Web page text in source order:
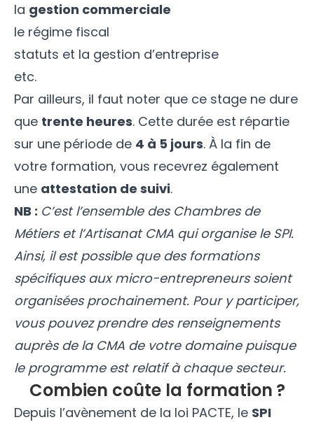
la gestion commerciale
le régime fiscal
statuts et la gestion d’entreprise
etc.
Par ailleurs, il faut noter que ce stage ne dure
que trente heures. Cette durée est répartie
sur une période de 4 à 5 jours. À la fin de
votre formation, vous recevrez également
une attestation de suivi.
NB : C’est l’ensemble des Chambres de
Métiers et l’Artisanat CMA qui organise le SPI.
Ainsi, il est possible que des formations
spécifiques aux micro-entrepreneurs soient
organisées prochainement. Pour y participer,
vous pouvez prendre des renseignements
auprès de la CMA de votre domaine puisque
le programme est relatif à chaque secteur.
Combien coûte la formation ?
Depuis l’avènement de la loi PACTE, le SPI